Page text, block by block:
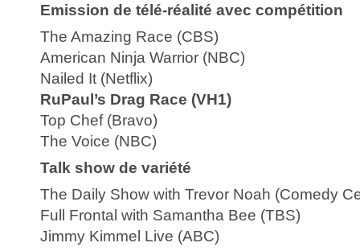
Emission de télé-réalité avec compétition
The Amazing Race (CBS)
American Ninja Warrior (NBC)
Nailed It (Netflix)
RuPaul’s Drag Race (VH1)
Top Chef (Bravo)
The Voice (NBC)
Talk show de variété
The Daily Show with Trevor Noah (Comedy
Full Frontal with Samantha Bee (TBS)
Jimmy Kimmel Live (ABC)